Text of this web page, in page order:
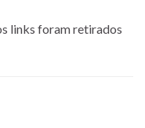
links foram retirados